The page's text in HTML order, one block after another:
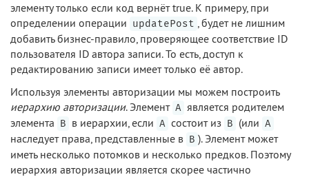
элементу только если код вернёт true. К примеру, при
определении операции updatePost , будет не лишним
добавить бизнес-правило, проверяющее соответствие ID
пользователя ID автора записи. То есть, доступ к
редактированию записи имеет только её автор.
Используя элементы авторизации мы можем построить
иерархию авторизации. Элемент A является родителем
элемента B в иерархии, если A состоит из B (или A
наследует права, представленные в B ). Элемент может
иметь несколько потомков и несколько предков. Поэтому
иерархия авторизации является скорее частично